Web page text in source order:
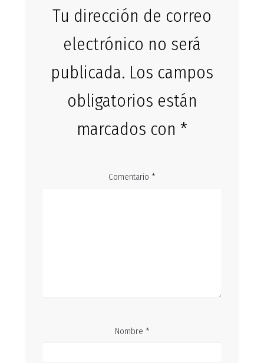
Tu dirección de correo
electrónico no será
publicada. Los campos
obligatorios están
marcados con *
Comentario *
Nombre *